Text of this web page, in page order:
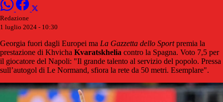
Redazione
1 luglio 2024 - 10:30
Georgia fuori dagli Europei ma La Gazzetta dello Sportpremia la
prestazione di Khvicha Kvaratskhelia contro la Spagna. Voto 7,5 per
il giocatore del Napoli: "Il grande talento al servizio del popolo. Pressa
sull’autogol di Le Normand, sfiora la rete da 50 metri. Esemplare".